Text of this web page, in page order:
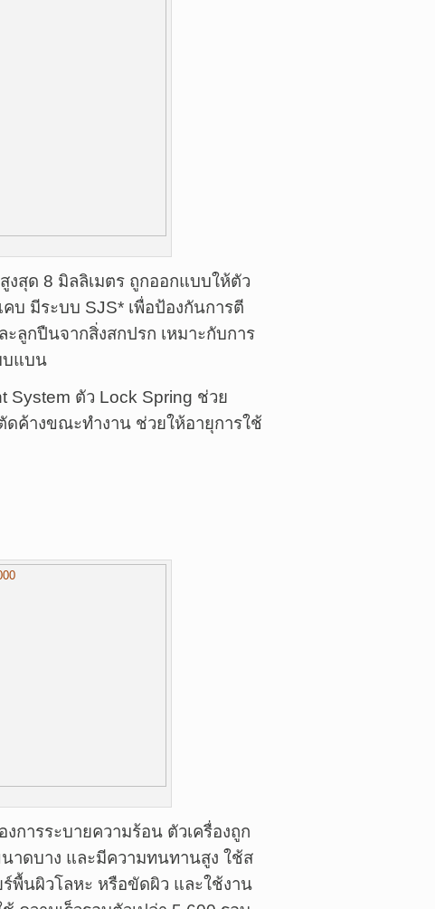
งสุด 8 มิลลิเมตร ถูกออกแบบให้ตัว
บ มีระบบ SJS* เพื่อป้องกันการตี
ลูกปืนจากสิ่งสกปรก เหมาะกับการ
บแบน
System ตัว Lock Spring ช่วย
ค้างขณะทำงาน ช่วยให้อายุการใช้
การระบายความร้อน ตัวเครื่องถูก
าดบาง และมีความทนทานสูง ใช้ส
พื้นผิวโลหะ หรือขัดผิว และใช้งาน